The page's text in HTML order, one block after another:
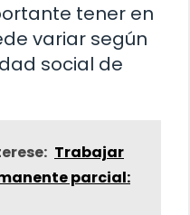
tener en
variar según
social de
Trabajar
parcial: